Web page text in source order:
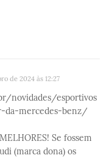
de 2024 às 12:27
novidades/esportivos
da-mercedes-benz/
Se fossem
(marca dona) os